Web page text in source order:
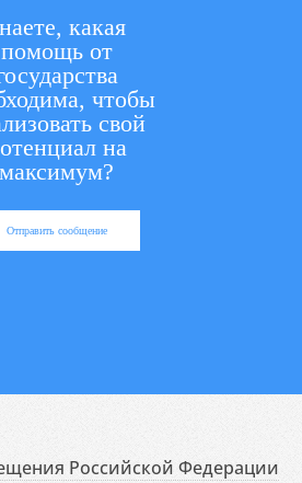
какая
помощь от
чтобы
свой
на
максимум?
Отправить сообщение
Российской Федерации